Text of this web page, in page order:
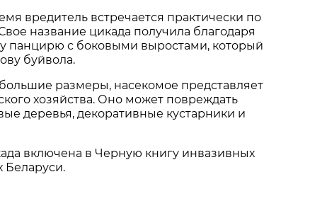
вредитель встречается практически по
название цикада получила благодаря
панцирю с боковыми выростами, который
буйвола.
размеры, насекомое представляет
хозяйства. Оно может повреждать
деревья, декоративные кустарники и
включена в Черную книгу инвазивных
Беларуси.